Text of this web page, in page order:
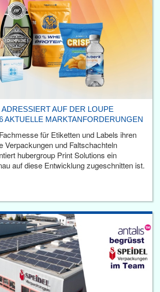
AUF DER LOUPE
AKTUELLE MARKTANFORDERUNGEN
für Etiketten und Labels ihren
Verpackungen und Faltschachteln
hubergroup Print Solutions ein
auf diese Entwicklung zugeschnitten ist.